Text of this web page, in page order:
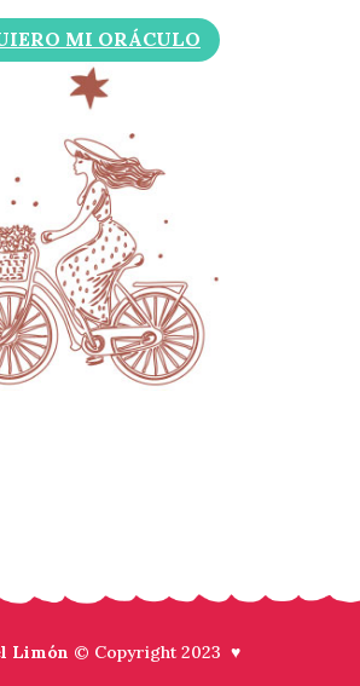
MI ORÁCULO
Preguntas frecuentes